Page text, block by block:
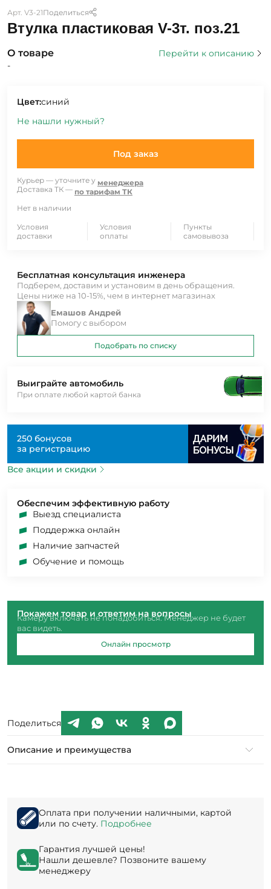
Арт. V3-21Поделиться
Втулка пластиковая V-3т. поз.21
О товаре
Перейти к описанию
-
Цвет:синий
Не нашли нужный?
Под заказ
Курьер — уточните у менеджера
Доставка ТК — по тарифам ТК
Нет в наличии
Условия
доставки
Условия
оплаты
Пункты
самовывоза
Выиграйте автомобиль
При оплате любой картой банка
250 бонусов
за регистрацию
Все акции и скидки
Обеспечим эффективную работу
Выезд специалиста
Поддержка онлайн
Наличие запчастей
Обучение и помощь
Покажем товар и ответим на вопросы
Камеру включать не понадобиться. Менеджер не будет
вас видеть.
Онлайн просмотр
Бесплатная консультация инженера
Подберем, доставим и установим в день обращения.
Цены ниже на 10-15%, чем в интернет магазинах
Емашов Андрей
Помогу с выбором
Подобрать по списку
Поделиться
Описание и преимущества
Оплата при получении наличными, картой
или по счету. Подробнее
Гарантия лучшей цены!
Нашли дешевле? Позвоните вашему
менеджеру